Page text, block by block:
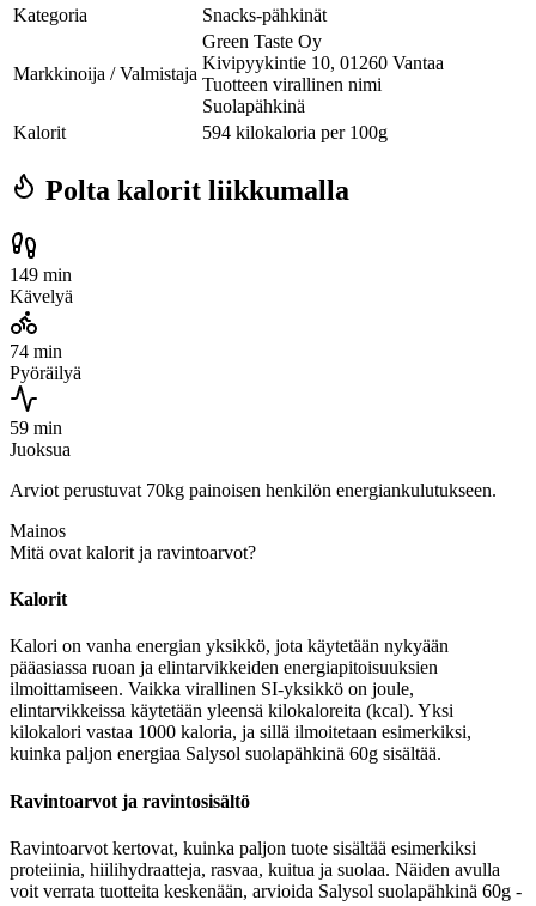
Kategoria
Snacks-pähkinät
Markkinoija / Valmistaja
Green Taste Oy
Kivipyykintie 10, 01260 Vantaa
Tuotteen virallinen nimi
Suolapähkinä
Kalorit
594 kilokaloria per 100g
Polta kalorit liikkumalla
149 min
Kävelyä
74 min
Pyöräilyä
59 min
Juoksua
Arviot perustuvat 70kg painoisen henkilön energiankulutukseen.
Mainos
Mitä ovat kalorit ja ravintoarvot?
Kalorit
Kalori on vanha energian yksikkö, jota käytetään nykyään
pääasiassa ruoan ja elintarvikkeiden energiapitoisuuksien
ilmoittamiseen. Vaikka virallinen SI-yksikkö on joule,
elintarvikkeissa käytetään yleensä kilokaloreita (kcal). Yksi
kilokalori vastaa 1000 kaloria, ja sillä ilmoitetaan esimerkiksi,
kuinka paljon energiaa Salysol suolapähkinä 60g sisältää.
Ravintoarvot ja ravintosisältö
Ravintoarvot kertovat, kuinka paljon tuote sisältää esimerkiksi
proteiinia, hiilihydraatteja, rasvaa, kuitua ja suolaa. Näiden avulla
voit verrata tuotteita keskenään, arvioida Salysol suolapähkinä 60g -